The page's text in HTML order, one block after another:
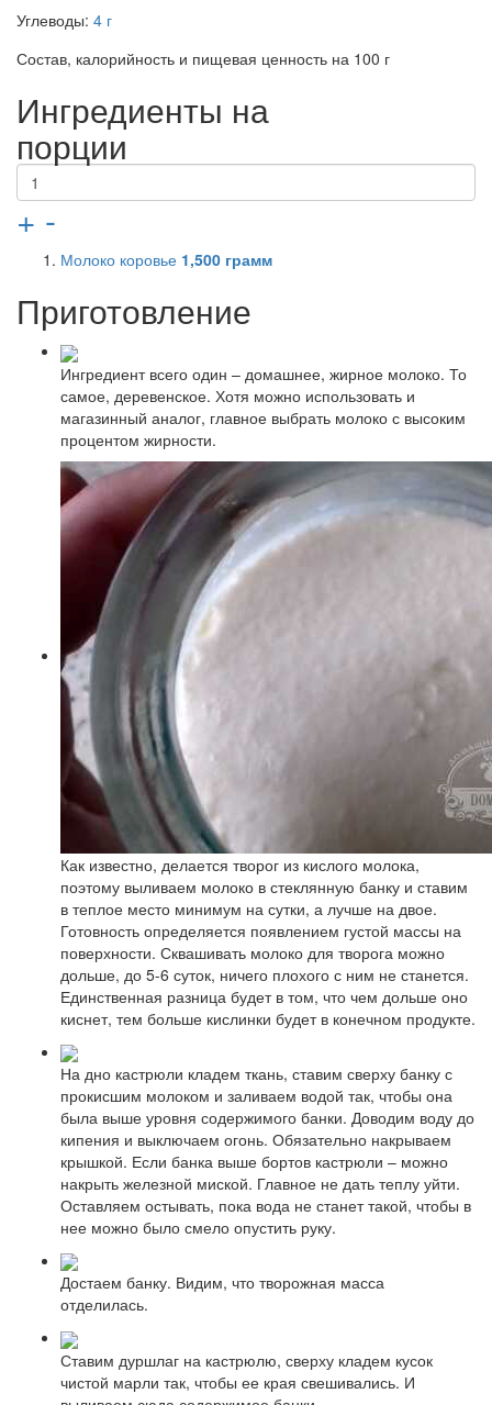
Углеводы: 4 г
Состав, калорийность и пищевая ценность на 100 г
Ингредиенты на
порции
+ -
Молоко коровье 1,500 грамм
Приготовление
Ингредиент всего один – домашнее, жирное молоко. То
самое, деревенское. Хотя можно использовать и
магазинный аналог, главное выбрать молоко с высоким
процентом жирности.
Как известно, делается творог из кислого молока,
поэтому выливаем молоко в стеклянную банку и ставим
в теплое место минимум на сутки, а лучше на двое.
Готовность определяется появлением густой массы на
поверхности. Сквашивать молоко для творога можно
дольше, до 5-6 суток, ничего плохого с ним не станется.
Единственная разница будет в том, что чем дольше оно
киснет, тем больше кислинки будет в конечном продукте.
На дно кастрюли кладем ткань, ставим сверху банку с
прокисшим молоком и заливаем водой так, чтобы она
была выше уровня содержимого банки. Доводим воду до
кипения и выключаем огонь. Обязательно накрываем
крышкой. Если банка выше бортов кастрюли – можно
накрыть железной миской. Главное не дать теплу уйти.
Оставляем остывать, пока вода не станет такой, чтобы в
нее можно было смело опустить руку.
Достаем банку. Видим, что творожная масса
отделилась.
Ставим дуршлаг на кастрюлю, сверху кладем кусок
чистой марли так, чтобы ее края свешивались. И